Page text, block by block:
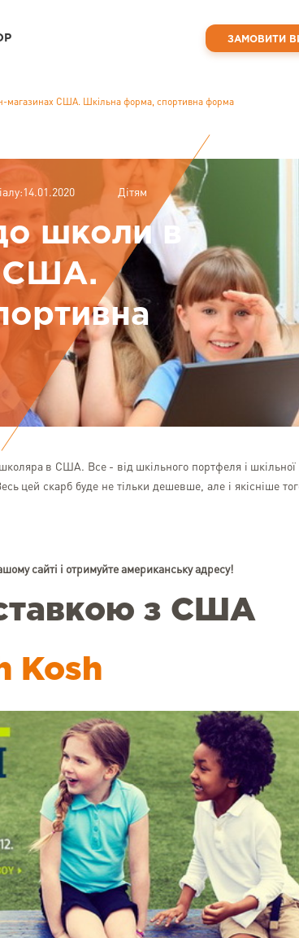
магазинах США. Шкільна форма, спортивна форма
Дітям
школи в
США.
в США. Все - від шкільного портфеля і
цей скарб буде не тільки дешевше, але і якісніше
сайті і отримуйте американську адресу!
з США
Kosh
ЗАМОВИТИ